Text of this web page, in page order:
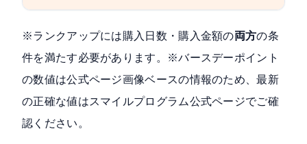
※ランクアップには購入日数・購入金額の両方の条
件を満たす必要があります。※バースデーポイント
の数値は公式ページ画像ベースの情報のため、最新
の正確な値はスマイルプログラム公式ページでご確
認ください。